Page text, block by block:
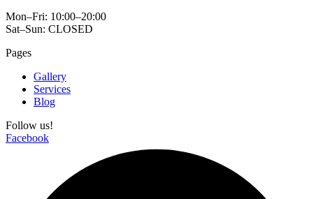
Mon–Fri: 10:00–20:00
Sat–Sun: CLOSED
Pages
Gallery
Services
Blog
Follow us!
Facebook